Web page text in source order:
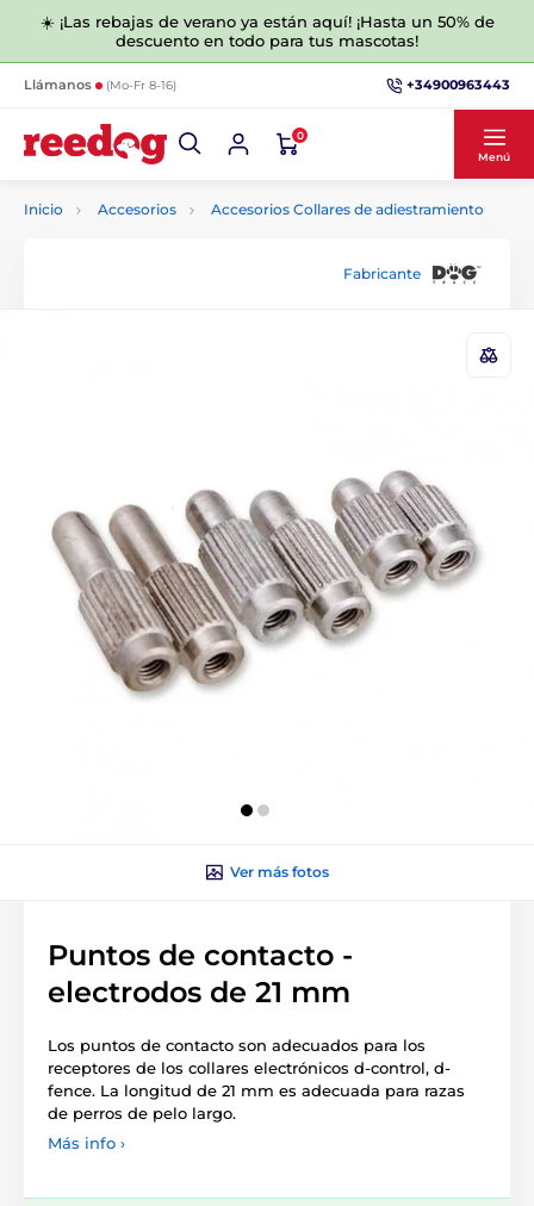
☀️ ¡Las rebajas de verano ya están aquí! ¡Hasta un 50% de
descuento en todo para tus mascotas!
Llámanos (Mo-Fr 8-16) +34900963443
0
Menú
Inicio Accesorios Accesorios Collares de adiestramiento
Fabricante
Ver más fotos
Puntos de contacto -
electrodos de 21 mm
Los puntos de contacto son adecuados para los
receptores de los collares electrónicos d-control, d-
fence. La longitud de 21 mm es adecuada para razas
de perros de pelo largo.
Más info ›